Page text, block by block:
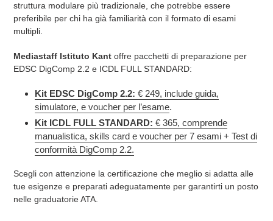
struttura modulare più tradizionale, che potrebbe essere
preferibile per chi ha già familiarità con il formato di esami
multipli.
Mediastaff Istituto Kant offre pacchetti di preparazione per
EDSC DigComp 2.2 e ICDL FULL STANDARD:
Kit EDSC DigComp 2.2: € 249, include guida,
simulatore, e voucher per l’esame.
Kit ICDL FULL STANDARD: € 365, comprende
manualistica, skills card e voucher per 7 esami + Test di
conformità DigComp 2.2.
Scegli con attenzione la certificazione che meglio si adatta alle
tue esigenze e preparati adeguatamente per garantirti un posto
nelle graduatorie ATA.